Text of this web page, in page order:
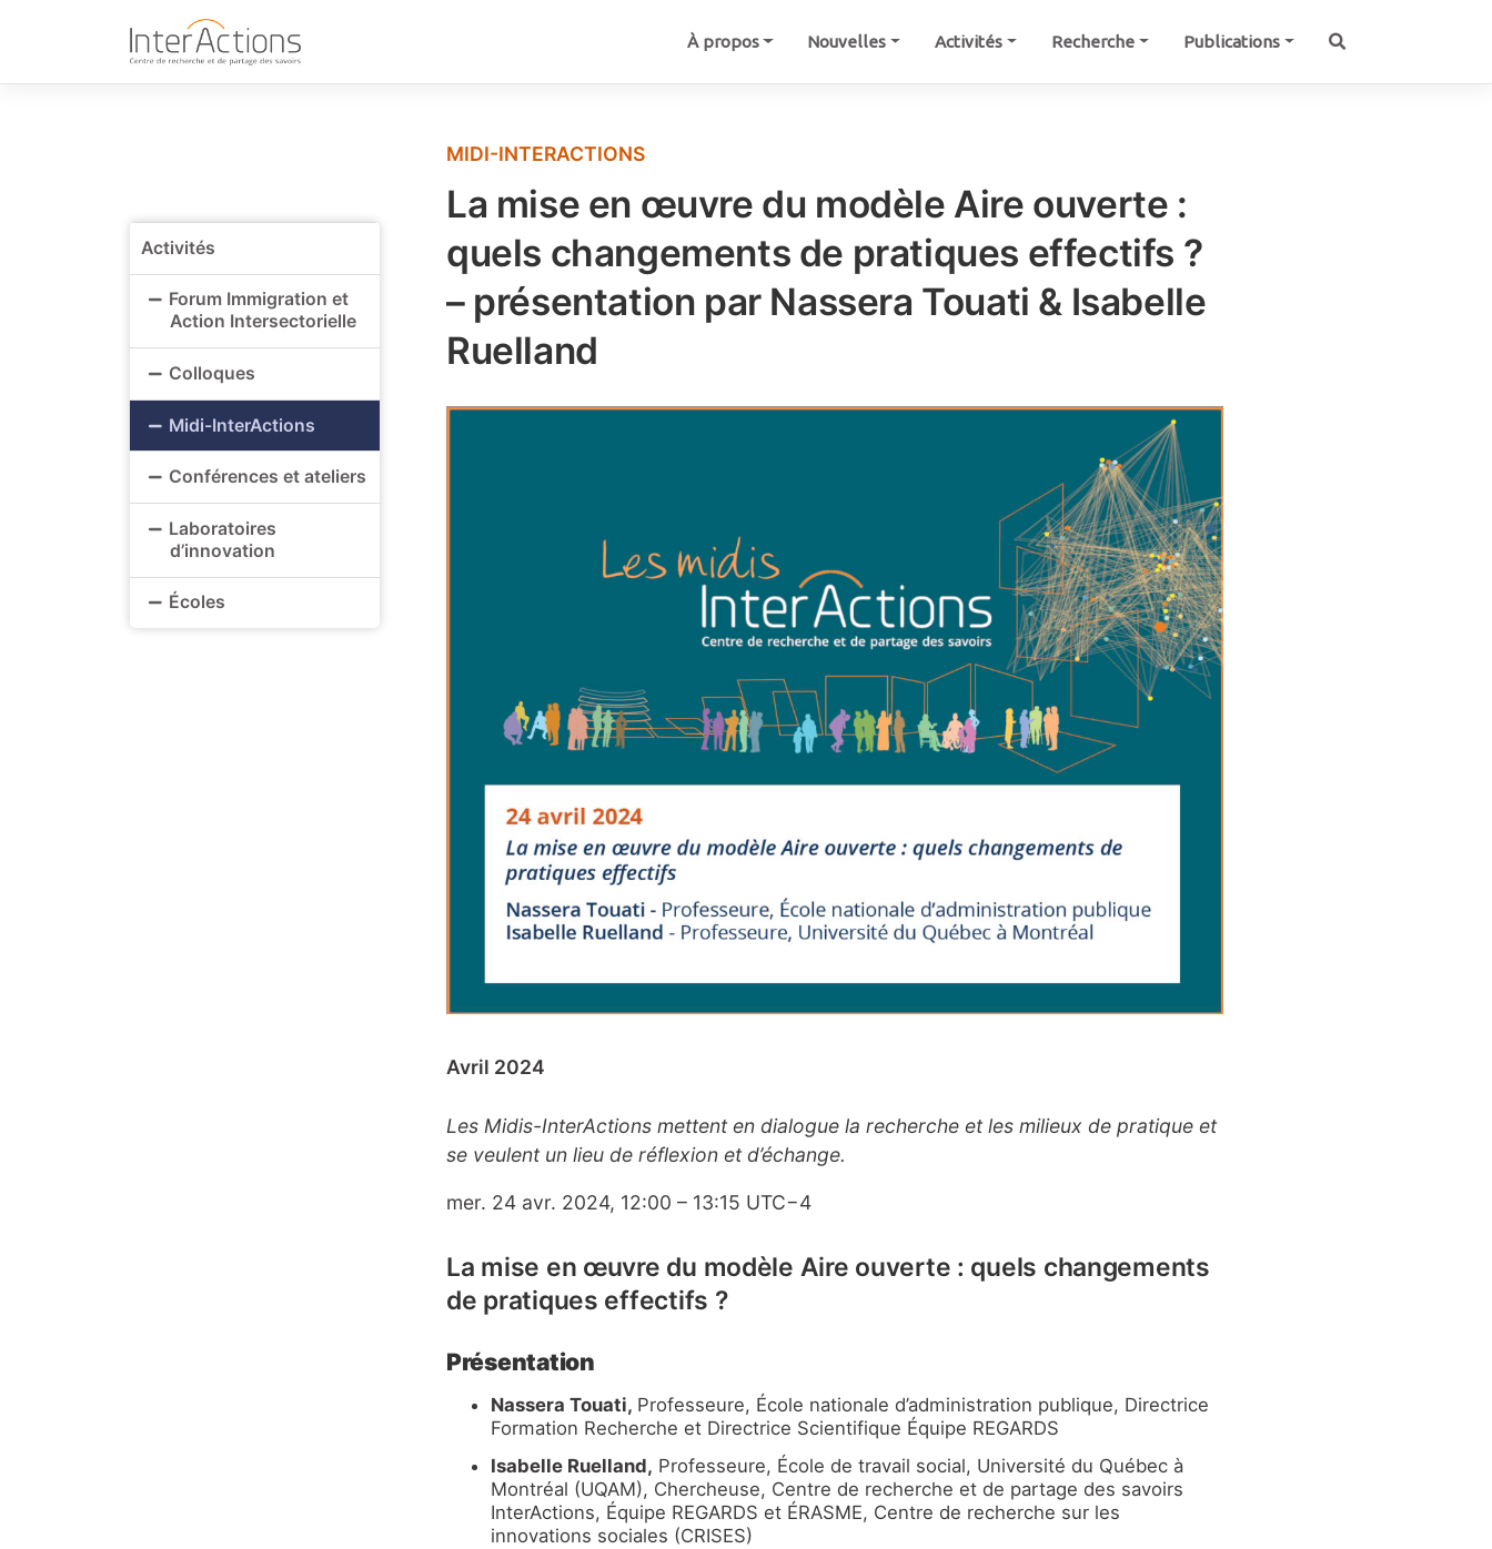
À propos Nouvelles Activités Recherche Publications
Activités
Forum Immigration et
Action Intersectorielle
Colloques
Midi-InterActions
Conférences et ateliers
Laboratoires
d’innovation
Écoles
MIDI-INTERACTIONS
La mise en œuvre du modèle Aire ouverte :
quels changements de pratiques effectifs ?
– présentation par Nassera Touati & Isabelle
Ruelland
Avril 2024
Les Midis-InterActions mettent en dialogue la recherche et les milieux de pratique et
se veulent un lieu de réflexion et d’échange.
mer. 24 avr. 2024, 12:00 – 13:15 UTC−4
La mise en œuvre du modèle Aire ouverte : quels changements
de pratiques effectifs ?
Présentation
Nassera Touati, Professeure, École nationale d’administration publique, Directrice
Formation Recherche et Directrice Scientifique Équipe REGARDS
Isabelle Ruelland, Professeure, École de travail social, Université du Québec à
Montréal (UQAM), Chercheuse, Centre de recherche et de partage des savoirs
InterActions, Équipe REGARDS et ÉRASME, Centre de recherche sur les
innovations sociales (CRISES)